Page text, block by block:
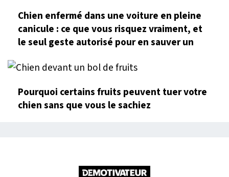
Chien enfermé dans une voiture en pleine
canicule : ce que vous risquez vraiment, et
le seul geste autorisé pour en sauver un
Pourquoi certains fruits peuvent tuer votre
chien sans que vous le sachiez